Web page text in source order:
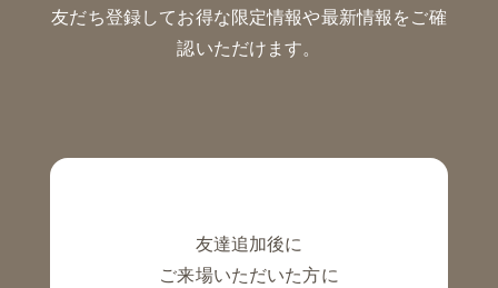
友だち登録してお得な限定情報や最新情報をご確
認いただけます。
友達追加後に
ご来場いただいた方に